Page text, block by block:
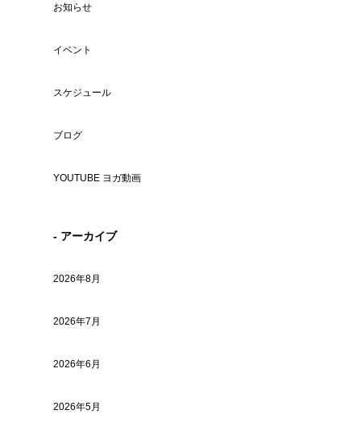
お知らせ
イベント
スケジュール
ブログ
YOUTUBE ヨガ動画
- アーカイブ
2026年8月
2026年7月
2026年6月
2026年5月